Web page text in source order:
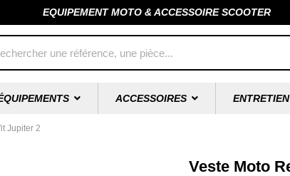
EQUIPEMENT MOTO & ACCESSOIRE SCOOTER
ACCESSOIRES ENTRETIEN
Jupiter 2
Veste Moto